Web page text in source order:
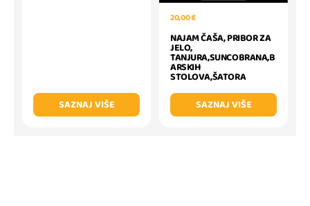
SAZNAJ VIŠE
20,00 €
NAJAM ČAŠA, PRIBOR ZA
JELO,
TANJURA,SUNCOBRANA,B
ARSKIH
STOLOVA,ŠATORA
SAZNAJ VIŠE